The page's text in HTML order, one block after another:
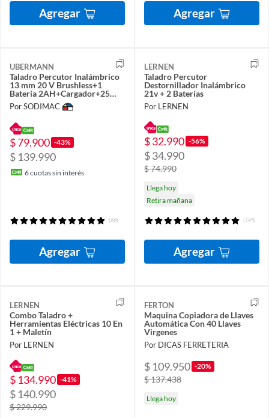
Agregar Agregar
UBERMANN
Taladro Percutor Inalámbrico
13 mm 20 V Brushless+1
Batería 2AH+Cargador+25
Acc
Por SODIMAC
$ 79.900 -43%
$ 139.990
6cuotas sin interés
(66)
Agregar
LERNEN
Taladro Percutor
Destornillador Inalámbrico
21v + 2 Baterías
Por LERNEN
$ 32.990 -56%
$ 34.990
$ 74.990
Llega hoy
Retira mañana
(145)
Agregar
LERNEN
Combo Taladro +
Herramientas Eléctricas 10 En
1 + Maletín
Por LERNEN
$ 134.990 -41%
$ 140.990
$ 229.990
FERTON
Maquina Copiadora de Llaves
Automática Con 40 Llaves
Virgenes
Por DICAS FERRETERIA
$ 109.950 -20%
$ 137.438
Llega hoy